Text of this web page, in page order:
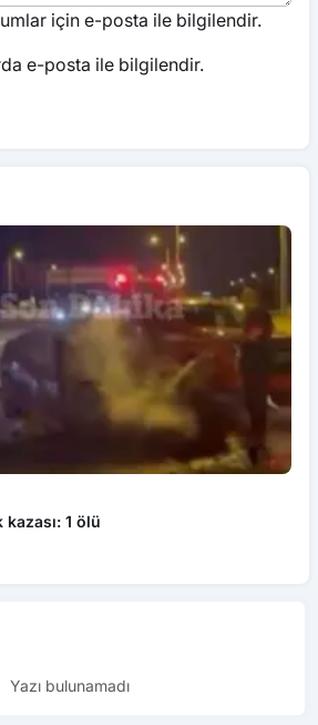
için e-posta ile bilgilendir.
e-posta ile bilgilendir.
1 ölü
Yazı bulunamadı